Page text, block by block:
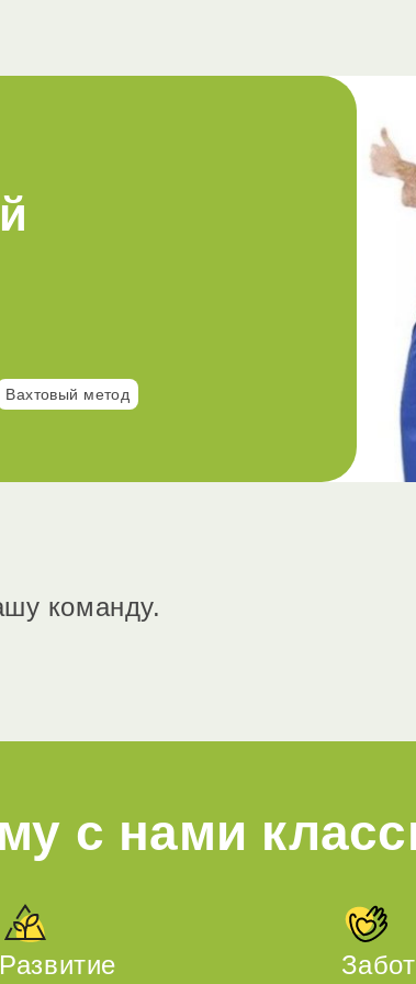
Вахтовый метод
команду.
с нами
Развитие